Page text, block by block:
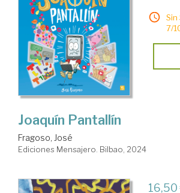
Sin
7/
Joaquín Pantallín
Fragoso, José
Ediciones Mensajero. Bilbao, 2024
16,50